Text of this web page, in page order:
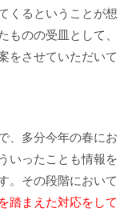
くるということが想
ものの受皿として、
をさせていただいて
、多分今年の春にお
いったことも情報を
。その段階において
踏まえた対応をして